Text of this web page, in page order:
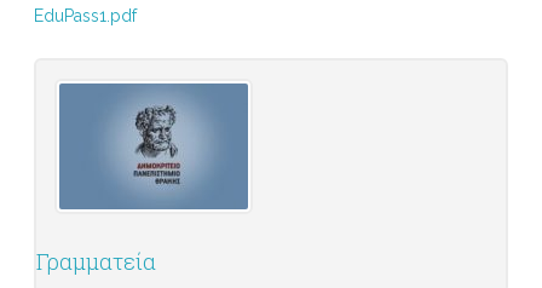
EduPass1.pdf
Γραμματεία